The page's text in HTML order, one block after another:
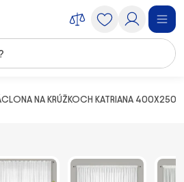
NA KRÚŽKOCH KATRIANA 400X250